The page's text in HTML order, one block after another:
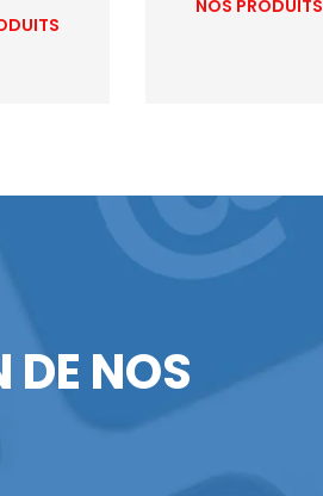
NOS PRODUITS
DE NOS